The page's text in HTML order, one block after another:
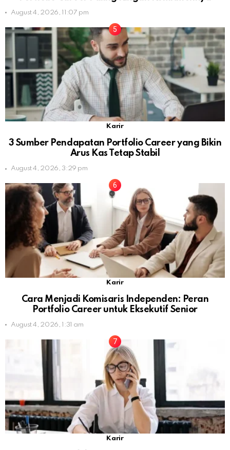
August 4, 2026, 11:07 pm
Karir
3 Sumber Pendapatan Portfolio Career yang Bikin
Arus Kas Tetap Stabil
August 4, 2026, 3:29 pm
Karir
Cara Menjadi Komisaris Independen: Peran
Portfolio Career untuk Eksekutif Senior
August 4, 2026, 1:31 am
Karir